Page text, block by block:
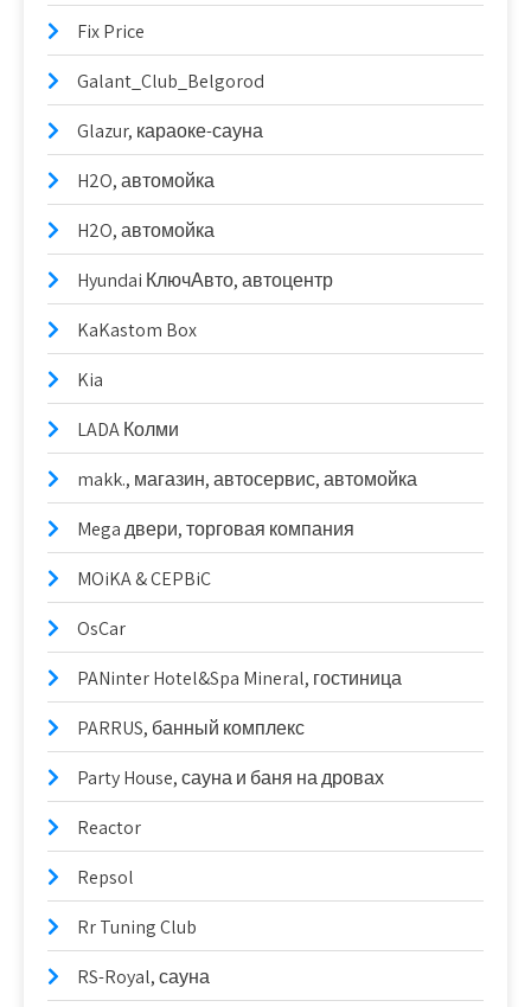
Fix Price
Galant_Club_Belgorod
Glazur, караоке-сауна
H2O, автомойка
H2O, автомойка
Hyundai КлючАвто, автоцентр
KaKastom Box
Kia
LADA Колми
makk., магазин, автосервис, автомойка
Mega двери, торговая компания
MOiKA & CEPBiC
OsCar
PANinter Hotel&Spa Mineral, гостиница
PARRUS, банный комплекс
Party House, сауна и баня на дровах
Reactor
Repsol
Rr Tuning Club
RS-Royal, сауна